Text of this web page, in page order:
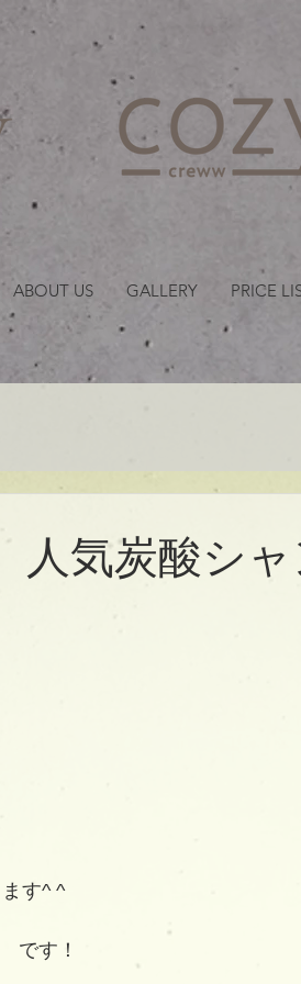
ABOUT US GALLERY PRICE
人気炭酸シ
す^ ^
です！